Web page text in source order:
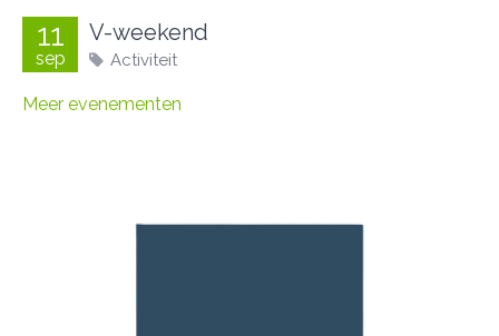
11
sep
V-weekend
Activiteit
Meer evenementen